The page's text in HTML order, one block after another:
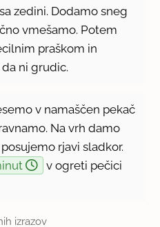
zedini. Dodamo sneg
vmešamo. Potem
praškom in
ni grudic.
v namaščen pekač
Na vrh damo
rjavi sladkor.
v ogreti pečici
izrazov